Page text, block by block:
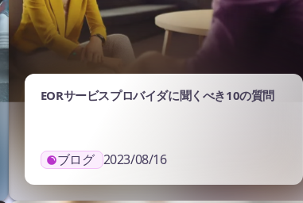
EORサービスプロバイダに聞くべき10の質問
ブログ 2023/08/16